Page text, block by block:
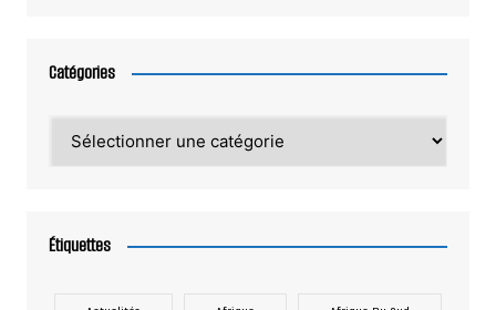
Catégories
Étiquettes